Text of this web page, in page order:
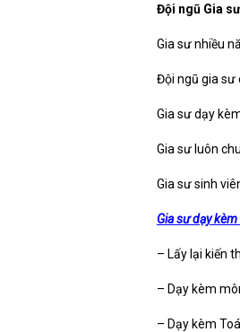
Đội ngũ Gia
Gia sư nhiều
Đội ngũ gia sư
Gia sư dạy
Gia sư luôn
Gia sư sinh
Gia sư dạy
– Lấy lại kiến
– Dạy kèm
– Dạy kèm